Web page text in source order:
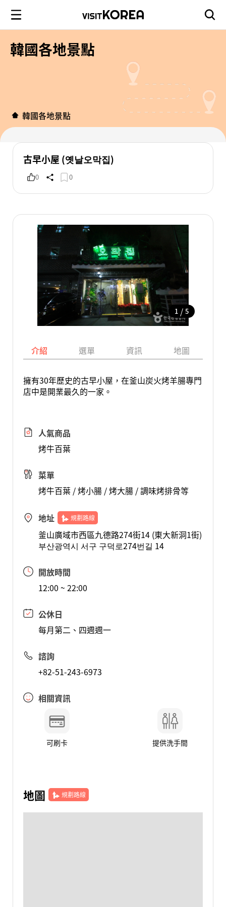
韓國各地景點
韓國各地景點
古早小屋 (옛날오막집)
0 0
1 / 5
介紹 選單 資訊 地圖
擁有30年歷史的古早小屋，在釜山炭火烤羊腸專門
店中是開業最久的一家。
人氣商品
烤牛百葉
菜單
烤牛百葉 / 烤小腸 / 烤大腸 / 調味烤排骨等
地址 規劃路線
釜山廣域市西區九德路274街14 (東大新洞1街)
부산광역시 서구 구덕로274번길 14
開放時間
12:00 ~ 22:00
公休日
每月第二、四週週一
諮詢
+82-51-243-6973
相關資訊
可刷卡 提供洗手間
地圖 規劃路線